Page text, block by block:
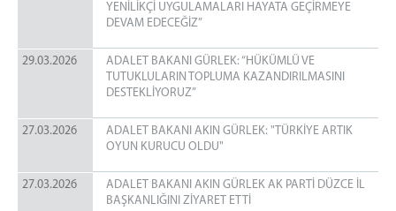
YENİLİKÇİ UYGULAMALARI HAYATA GEÇİRMEYE
DEVAM EDECEĞİZ”
29.03.2026
ADALET BAKANI GÜRLEK: “HÜKÜMLÜ VE
TUTUKLULARIN TOPLUMA KAZANDIRILMASINI
DESTEKLİYORUZ”
27.03.2026
ADALET BAKANI AKIN GÜRLEK: "TÜRKİYE ARTIK
OYUN KURUCU OLDU"
27.03.2026
ADALET BAKANI AKIN GÜRLEK AK PARTİ DÜZCE İL
BAŞKANLIĞINI ZİYARET ETTİ